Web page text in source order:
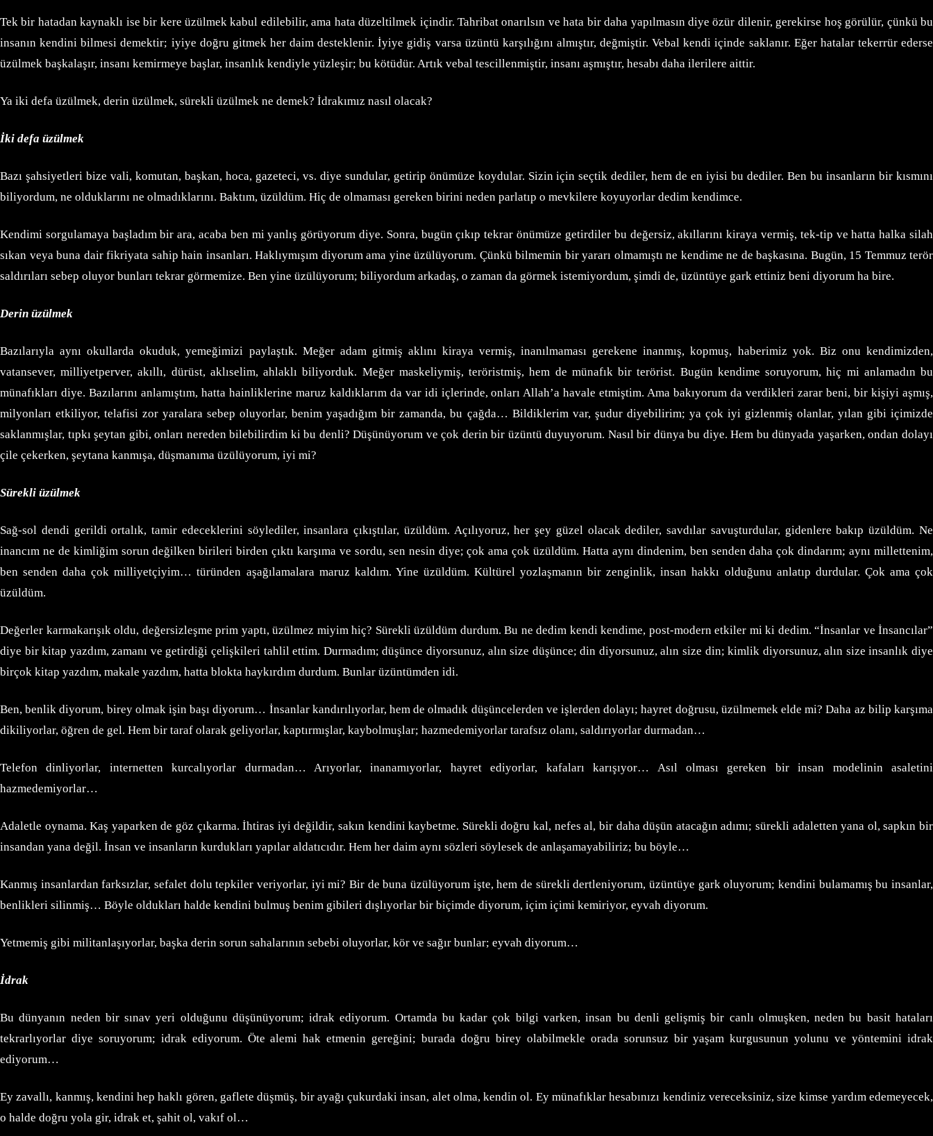
Tek bir hatadan kaynaklı ise bir kere üzülmek kabul edilebilir, ama hata düzeltilmek içindir. Tahribat onarılsın ve hata bir daha yapılmasın diye özür dilenir, gerekirse hoş görülür, çünkü bu
insanın kendini bilmesi demektir; iyiye doğru gitmek her daim desteklenir. İyiye gidiş varsa üzüntü karşılığını almıştır, değmiştir. Vebal kendi içinde saklanır. Eğer hatalar tekerrür ederse
üzülmek başkalaşır, insanı kemirmeye başlar, insanlık kendiyle yüzleşir; bu kötüdür. Artık vebal tescillenmiştir, insanı aşmıştır, hesabı daha ilerilere aittir.
Ya iki defa üzülmek, derin üzülmek, sürekli üzülmek ne demek? İdrakımız nasıl olacak?
İki defa üzülmek
Bazı şahsiyetleri bize vali, komutan, başkan, hoca, gazeteci, vs. diye sundular, getirip önümüze koydular. Sizin için seçtik dediler, hem de en iyisi bu dediler. Ben bu insanların bir kısmını
biliyordum, ne olduklarını ne olmadıklarını. Baktım, üzüldüm. Hiç de olmaması gereken birini neden parlatıp o mevkilere koyuyorlar dedim kendimce.
Kendimi sorgulamaya başladım bir ara, acaba ben mi yanlış görüyorum diye. Sonra, bugün çıkıp tekrar önümüze getirdiler bu değersiz, akıllarını kiraya vermiş, tek-tip ve hatta halka silah
sıkan veya buna dair fikriyata sahip hain insanları. Haklıymışım diyorum ama yine üzülüyorum. Çünkü bilmemin bir yararı olmamıştı ne kendime ne de başkasına. Bugün, 15 Temmuz terör
saldırıları sebep oluyor bunları tekrar görmemize. Ben yine üzülüyorum; biliyordum arkadaş, o zaman da görmek istemiyordum, şimdi de, üzüntüye gark ettiniz beni diyorum ha bire.
Derin üzülmek
Bazılarıyla aynı okullarda okuduk, yemeğimizi paylaştık. Meğer adam gitmiş aklını kiraya vermiş, inanılmaması gerekene inanmış, kopmuş, haberimiz yok. Biz onu kendimizden,
vatansever, milliyetperver, akıllı, dürüst, aklıselim, ahlaklı biliyorduk. Meğer maskeliymiş, teröristmiş, hem de münafık bir terörist. Bugün kendime soruyorum, hiç mi anlamadın bu
münafıkları diye. Bazılarını anlamıştım, hatta hainliklerine maruz kaldıklarım da var idi içlerinde, onları Allah’a havale etmiştim. Ama bakıyorum da verdikleri zarar beni, bir kişiyi aşmış,
milyonları etkiliyor, telafisi zor yaralara sebep oluyorlar, benim yaşadığım bir zamanda, bu çağda… Bildiklerim var, şudur diyebilirim; ya çok iyi gizlenmiş olanlar, yılan gibi içimizde
saklanmışlar, tıpkı şeytan gibi, onları nereden bilebilirdim ki bu denli? Düşünüyorum ve çok derin bir üzüntü duyuyorum. Nasıl bir dünya bu diye. Hem bu dünyada yaşarken, ondan dolayı
çile çekerken, şeytana kanmışa, düşmanıma üzülüyorum, iyi mi?
Sürekli üzülmek
Sağ-sol dendi gerildi ortalık, tamir edeceklerini söylediler, insanlara çıkıştılar, üzüldüm. Açılıyoruz, her şey güzel olacak dediler, savdılar savuşturdular, gidenlere bakıp üzüldüm. Ne
inancım ne de kimliğim sorun değilken birileri birden çıktı karşıma ve sordu, sen nesin diye; çok ama çok üzüldüm. Hatta aynı dindenim, ben senden daha çok dindarım; aynı millettenim,
ben senden daha çok milliyetçiyim… türünden aşağılamalara maruz kaldım. Yine üzüldüm. Kültürel yozlaşmanın bir zenginlik, insan hakkı olduğunu anlatıp durdular. Çok ama çok
üzüldüm.
Değerler karmakarışık oldu, değersizleşme prim yaptı, üzülmez miyim hiç? Sürekli üzüldüm durdum. Bu ne dedim kendi kendime, post-modern etkiler mi ki dedim. “İnsanlar ve İnsancılar”
diye bir kitap yazdım, zamanı ve getirdiği çelişkileri tahlil ettim. Durmadım; düşünce diyorsunuz, alın size düşünce; din diyorsunuz, alın size din; kimlik diyorsunuz, alın size insanlık diye
birçok kitap yazdım, makale yazdım, hatta blokta haykırdım durdum. Bunlar üzüntümden idi.
Ben, benlik diyorum, birey olmak işin başı diyorum… İnsanlar kandırılıyorlar, hem de olmadık düşüncelerden ve işlerden dolayı; hayret doğrusu, üzülmemek elde mi? Daha az bilip karşıma
dikiliyorlar, öğren de gel. Hem bir taraf olarak geliyorlar, kaptırmışlar, kaybolmuşlar; hazmedemiyorlar tarafsız olanı, saldırıyorlar durmadan…
Telefon dinliyorlar, internetten kurcalıyorlar durmadan… Arıyorlar, inanamıyorlar, hayret ediyorlar, kafaları karışıyor… Asıl olması gereken bir insan modelinin asaletini
hazmedemiyorlar…
Adaletle oynama. Kaş yaparken de göz çıkarma. İhtiras iyi değildir, sakın kendini kaybetme. Sürekli doğru kal, nefes al, bir daha düşün atacağın adımı; sürekli adaletten yana ol, sapkın bir
insandan yana değil. İnsan ve insanların kurdukları yapılar aldatıcıdır. Hem her daim aynı sözleri söylesek de anlaşamayabiliriz; bu böyle…
Kanmış insanlardan farksızlar, sefalet dolu tepkiler veriyorlar, iyi mi? Bir de buna üzülüyorum işte, hem de sürekli dertleniyorum, üzüntüye gark oluyorum; kendini bulamamış bu insanlar,
benlikleri silinmiş… Böyle oldukları halde kendini bulmuş benim gibileri dışlıyorlar bir biçimde diyorum, içim içimi kemiriyor, eyvah diyorum.
Yetmemiş gibi militanlaşıyorlar, başka derin sorun sahalarının sebebi oluyorlar, kör ve sağır bunlar; eyvah diyorum…
İdrak
Bu dünyanın neden bir sınav yeri olduğunu düşünüyorum; idrak ediyorum. Ortamda bu kadar çok bilgi varken, insan bu denli gelişmiş bir canlı olmuşken, neden bu basit hataları
tekrarlıyorlar diye soruyorum; idrak ediyorum. Öte alemi hak etmenin gereğini; burada doğru birey olabilmekle orada sorunsuz bir yaşam kurgusunun yolunu ve yöntemini idrak
ediyorum…
Ey zavallı, kanmış, kendini hep haklı gören, gaflete düşmüş, bir ayağı çukurdaki insan, alet olma, kendin ol. Ey münafıklar hesabınızı kendiniz vereceksiniz, size kimse yardım edemeyecek,
o halde doğru yola gir, idrak et, şahit ol, vakıf ol…